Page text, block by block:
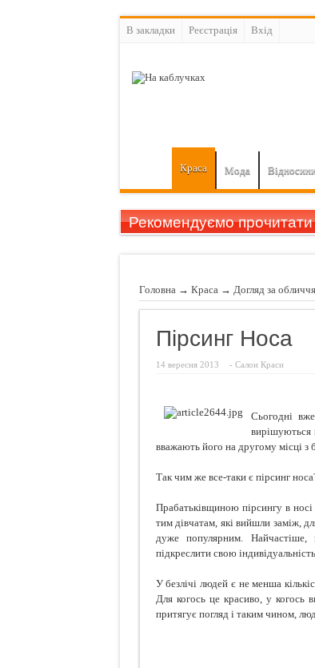
В закладки Реєстрація Вхiд
Краса Мода
Рекомендуємо прочитати
Головна → Краса → Догляд за
Пірсинг Носа
14 вересня 2013 - Салон Краси
Сьогодні
вирішуються
вважають його на другому місці з
Так чим же все-таки є пірсинг
Прабатьківщиною пірсингу в
тим дівчатам, які вийшли заміж,
дуже популярним. Найчастіше,
підкреслити свою
У безлічі людей є не менша
Для когось це красиво, у когось
притягує погляд і таким чином,